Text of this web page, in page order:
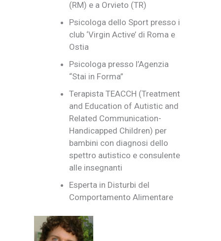
(RM) e a Orvieto (TR)
Psicologa dello Sport presso i
club ‘Virgin Active’ di Roma e
Ostia
Psicologa presso l’Agenzia
“Stai in Forma”
Terapista TEACCH (Treatment
and Education of Autistic and
Related Communication-
Handicapped Children) per
bambini con diagnosi dello
spettro autistico e consulente
alle insegnanti
Esperta in Disturbi del
Comportamento Alimentare